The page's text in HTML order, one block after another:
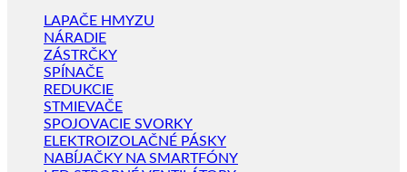
LAPAČE HMYZU
NÁRADIE
ZÁSTRČKY
SPÍNAČE
REDUKCIE
STMIEVAČE
SPOJOVACIE SVORKY
ELEKTROIZOLAČNÉ PÁSKY
NABÍJAČKY NA SMARTFÓNY